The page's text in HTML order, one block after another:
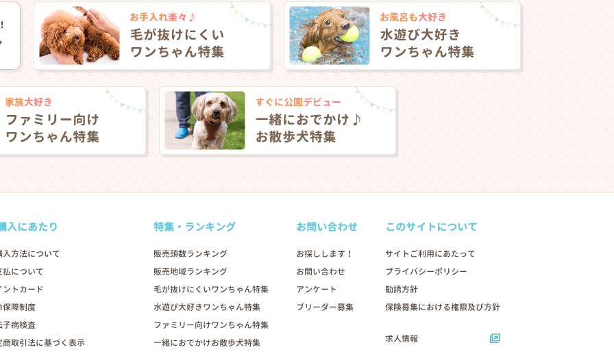
2026年04月20日 2026年04月20日
❯
入にあたり
入方法について
払について
ントカード
保障制度
子病検査
商取引法に基づく表示
特集・ランキング
販売頭数ランキング
販売地域ランキング
毛が抜けにくいワンちゃん特集
水遊び大好きワンちゃん特集
ファミリー向けワンちゃん特集
一緒におでかけお散歩犬特集
お問い合わせ
お探しします！
お問い合わせ
アンケート
ブリーダー募集
このサイトについて
サイトご利用にあたって
プライバシーポリシー
勧誘方針
保険募集における権限及び方針
求人情報